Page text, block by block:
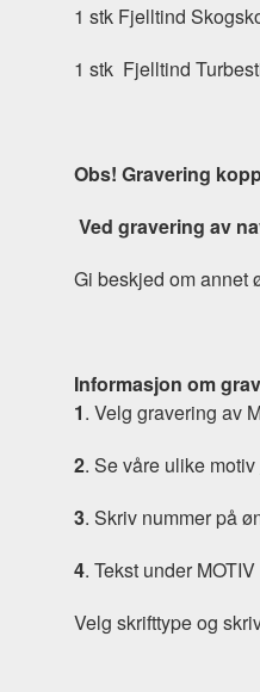
1 stk Fjelltind
1 stk Fjelltind
Obs! Gravering
Ved gravering av
Gi beskjed om annet
Informasjon om
1. Velg gravering av
2. Se våre ulike motiv
3. Skriv nummer på
4. Tekst under MOTIV
Velg skrifttype og